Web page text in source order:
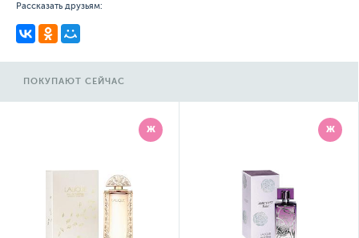
Рассказать друзьям:
ПОКУПАЮТ СЕЙЧАС
Ж Ж